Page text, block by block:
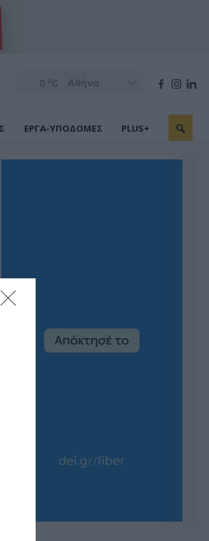
0 oC
ΕΡΓΑ-ΥΠΟΔΟΜΕΣ PLUS+